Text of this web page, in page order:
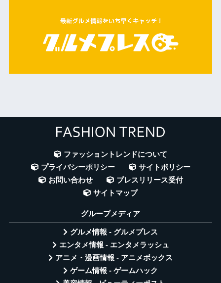
ファッショントレンドについて
プライバシーポリシー
サイトポリシー
お問い合わせ
プレスリリース受付
サイトマップ
グループメディア
グルメ情報 - グルメプレス
エンタメ情報 - エンタメラッシュ
アニメ・漫画情報 - アニメボックス
ゲーム情報 - ゲームハック